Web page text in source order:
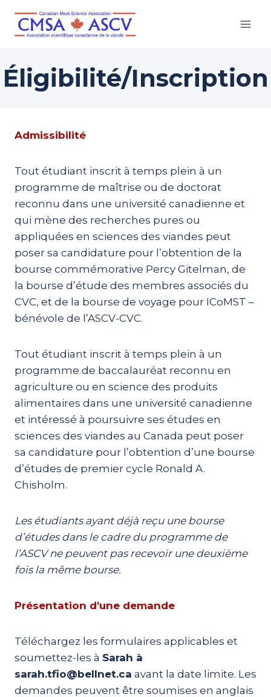
content
Éligibilité/Inscription
Admissibilité
Tout étudiant inscrit à temps plein à un
programme de maîtrise ou de doctorat
reconnu dans une université canadienne et
qui mène des recherches pures ou
appliquées en sciences des viandes peut
poser sa candidature pour l’obtention de la
bourse commémorative Percy Gitelman, de
la bourse d’étude des membres associés du
CVC, et de la bourse de voyage pour ICoMST –
bénévole de l’ASCV-CVC.
Tout étudiant inscrit à temps plein à un
programme de baccalauréat reconnu en
agriculture ou en science des produits
alimentaires dans une université canadienne
et intéressé à poursuivre ses études en
sciences des viandes au Canada peut poser
sa candidature pour l’obtention d’une bourse
d’études de premier cycle Ronald A.
Chisholm.
Les étudiants ayant déjà reçu une bourse
d’études dans le cadre du programme de
l’ASCV ne peuvent pas recevoir une deuxième
fois la même bourse.
Présentation d’une demande
Téléchargez les formulaires applicables et
soumettez-les à Sarah à
sarah.tfio@bellnet.ca avant la date limite. Les
demandes peuvent être soumises en anglais